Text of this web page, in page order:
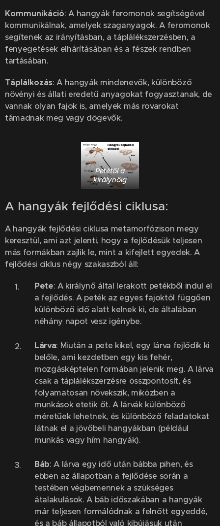
Kommunikáció: A hangyák feromonok segítségével
kommunikálnak, amelyek szaganyagok. A feromonok
segítenek az irányításban, a táplálékszerzésben, a
fenyegetések elhárításában és a fészek rendben
tartásában.
Táplálkozás: A hangyák mindenevők, különböző
növényi és állati eredetű anyagokat fogyasztanak, de
vannak olyan fajok is, amelyek más rovarokat
támadnak meg vagy dögevők.
Petétől a
királynőig
A hangyák fejlődési ciklusa:
A hangyák fejlődési ciklusa metamorfózison megy
keresztül, ami azt jelenti, hogy a fejlődésük teljesen
más formákban zajlik le, mint a kifejlett egyedek. A
fejlődési ciklus négy szakaszból áll:
Pete: A királynő által lerakott petékből indul el
a fejlődés. A peték az egyes fajoktól függően
különböző idő alatt kelnek ki, de általában
néhány napot vesz igénybe.
Lárva: Miután a pete kikel, egy lárva fejlődik ki
belőle, ami kezdetben egy kis fehér,
mozgásképtelen formában jelenik meg. A lárva
csak a táplálékszerzésre összpontosít, és
folyamatosan növekszik, miközben a
munkások etetik őt. A lárvák különböző
méretűek lehetnek, és különböző feladatokat
látnak el a jövőbeli hangyákban (például
munkás vagy hím hangyák).
Báb: A lárva egy idő után bábba pihen, és
ebben az állapotban a fejlődése során a
testében végbemennek a szükséges
átalakulások. A báb időszakában a hangyák
már teljesen formálódnak a felnőtt egyeddé,
és a báb állapotból való kibújásuk után